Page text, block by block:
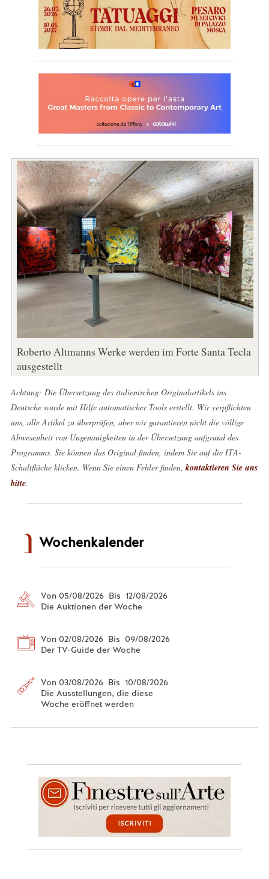
Roberto Altmanns Werke werden im Forte Santa Tecla
ausgestellt
Achtung: Die Übersetzung des italienischen Originalartikels ins
Deutsche wurde mit Hilfe automatischer Tools erstellt. Wir verpflichten
uns, alle Artikel zu überprüfen, aber wir garantieren nicht die völlige
Abwesenheit von Ungenauigkeiten in der Übersetzung aufgrund des
Programms. Sie können das Original finden, indem Sie auf die ITA-
Schaltfläche klicken. Wenn Sie einen Fehler finden, kontaktieren Sie uns
bitte.
Wochenkalender
Von 05/08/2026 Bis 12/08/2026
Die Auktionen der Woche
Von 02/08/2026 Bis 09/08/2026
Der TV-Guide der Woche
Von 03/08/2026 Bis 10/08/2026
Die Ausstellungen, die diese
Woche eröffnet werden